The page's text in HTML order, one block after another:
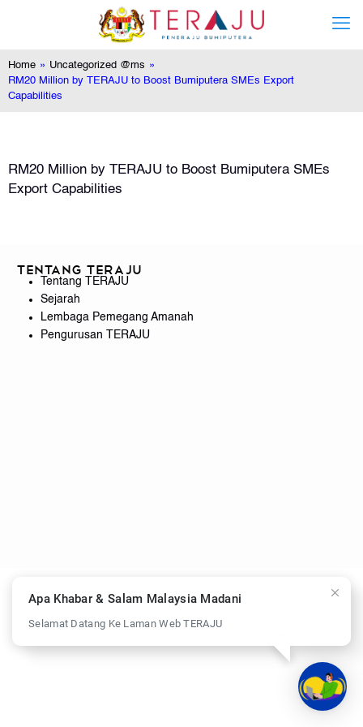
Home » Uncategorized @ms »
RM20 Million by TERAJU to Boost Bumiputera SMEs Export
Capabilities
RM20 Million by TERAJU to Boost Bumiputera SMEs
Export Capabilities
Tentang TERAJU
Tentang TERAJU
Sejarah
Lembaga Pemegang Amanah
Pengurusan TERAJU
Apa Khabar & Salam Malaysia Madani
Selamat Datang Ke Laman Web TERAJU